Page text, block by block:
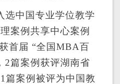
选中国专业学位教学
案例共享中心案例
首届 “全国MBA百
2篇案例获评湖南省
1 篇案例被评为中国教